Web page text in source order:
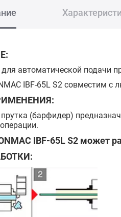
автоматической подачи
IBF-65L S2 совместим
(барфидер)
IBF-65L S2 может